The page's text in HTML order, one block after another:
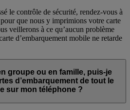
le contrôle de sécurité, rendez-vous à
que nous y imprimions votre carte
veillerons à ce qu’aucun problème
d’embarquement mobile ne retarde
groupe ou en famille, puis-je
d’embarquement de tout le
sur mon téléphone ?